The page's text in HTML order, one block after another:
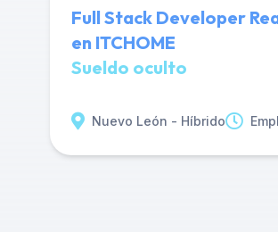
Full Stack Developer
en ITCHOME
Sueldo oculto
Nuevo León - Híbrido